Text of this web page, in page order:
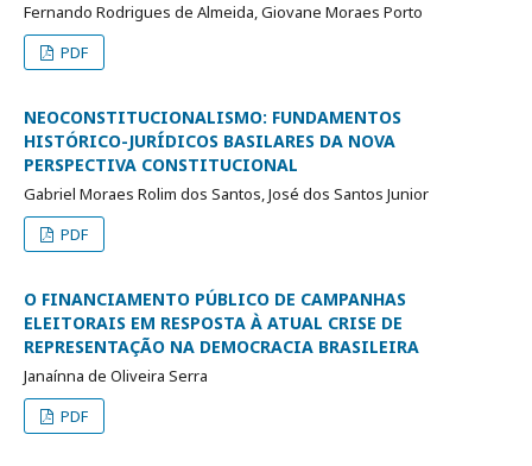
Fernando Rodrigues de Almeida, Giovane Moraes Porto
PDF
NEOCONSTITUCIONALISMO: FUNDAMENTOS
HISTÓRICO-JURÍDICOS BASILARES DA NOVA
PERSPECTIVA CONSTITUCIONAL
Gabriel Moraes Rolim dos Santos, José dos Santos Junior
PDF
O FINANCIAMENTO PÚBLICO DE CAMPANHAS
ELEITORAIS EM RESPOSTA À ATUAL CRISE DE
REPRESENTAÇÃO NA DEMOCRACIA BRASILEIRA
Janaínna de Oliveira Serra
PDF